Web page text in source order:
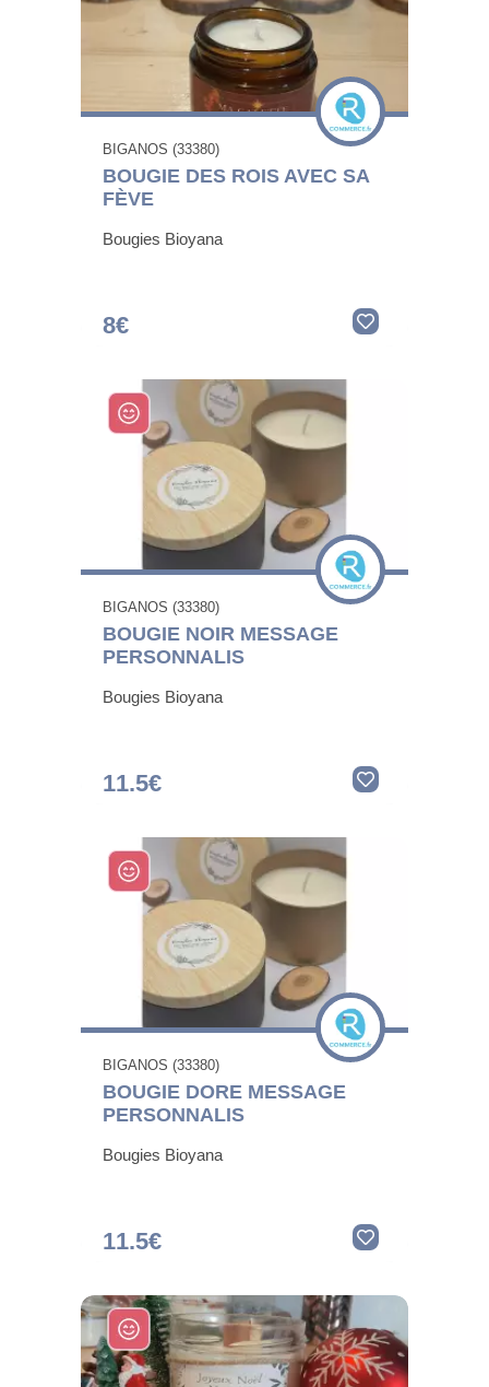
BIGANOS (33380)
BOUGIE DES ROIS AVEC SA
FÈVE
Bougies Bioyana
8€
BIGANOS (33380)
BOUGIE NOIR MESSAGE
PERSONNALIS
Bougies Bioyana
11.5€
BIGANOS (33380)
BOUGIE DORE MESSAGE
PERSONNALIS
Bougies Bioyana
11.5€